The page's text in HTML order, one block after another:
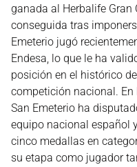
ganada al Herbalife Gran
conseguida tras
Emeterio jugó
Endesa, lo que le ha
posición en el histórico
competición nacional.
San Emeterio ha
equipo nacional español
cinco medallas en
su etapa como jugador